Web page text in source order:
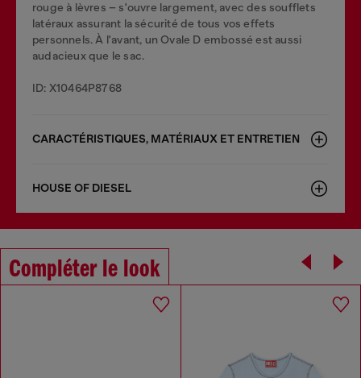
rouge à lèvres – s'ouvre largement, avec des soufflets
latéraux assurant la sécurité de tous vos effets
personnels. À l'avant, un Ovale D embossé est aussi
audacieux que le sac.
ID: X10464P8768
CARACTÉRISTIQUES, MATÉRIAUX ET ENTRETIEN
HOUSE OF DIESEL
Compléter le look